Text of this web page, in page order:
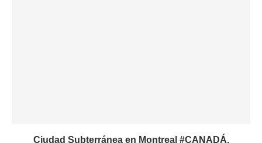
Ciudad Subterránea en Montreal #CANADÁ.